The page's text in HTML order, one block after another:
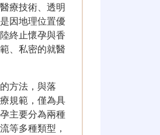
療技術、透明
因地理位置優
終止懷孕與香
、私密的就醫
方法，與落
規範，僅為具
主要分為兩種
等多種類型，